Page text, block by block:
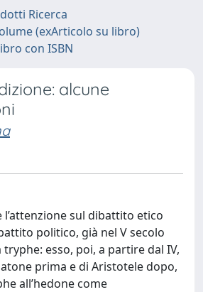
Ricerca
(exArticolo su libro)
con ISBN
alcune
sul dibattito etico
politico, già nel V secolo
esso, poi, a partire dal IV,
prima e di Aristotele dopo,
all’hedone come